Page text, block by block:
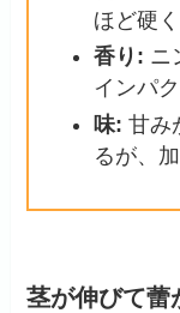
ほど硬
香り: ニ
インパ
味: 甘み
るが、
茎が伸びて蕾